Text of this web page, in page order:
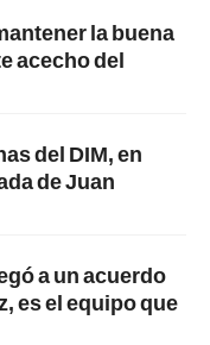
la buena
acecho del
del DIM, en
de Juan
a un acuerdo
es el equipo que